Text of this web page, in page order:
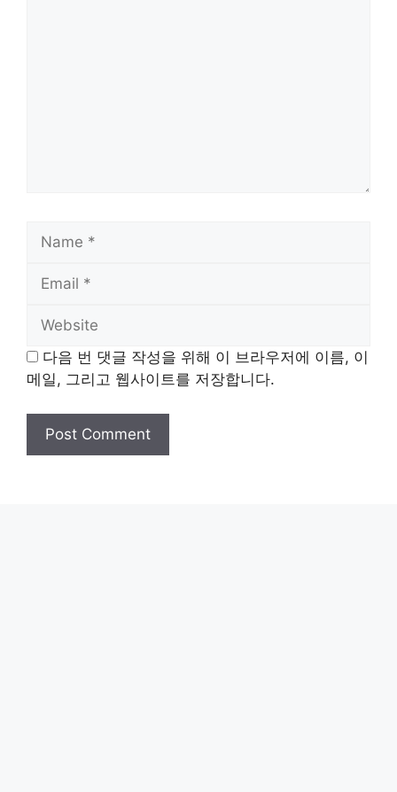
Name
Email
Website
다음 번 댓글 작성을 위해 이 브라우저에 이름, 이
메일, 그리고 웹사이트를 저장합니다.